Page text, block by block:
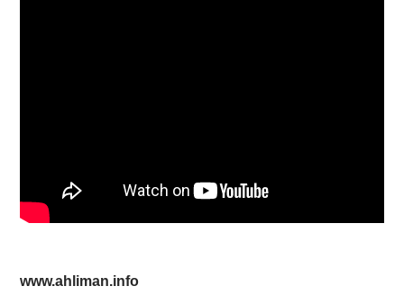
www.ahliman.info